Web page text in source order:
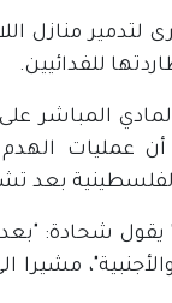
لتدمير منازل
للفدائيين.
المادي
عمليات الهدم
بعد
يقول شحادة: